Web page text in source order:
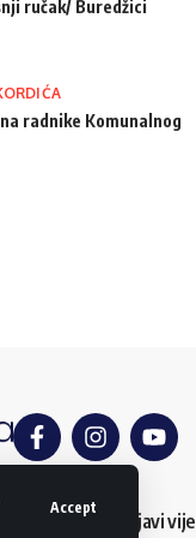
Accept
ručak/ Buredžici
radnike Komunalnog
Kontakt Dojavi